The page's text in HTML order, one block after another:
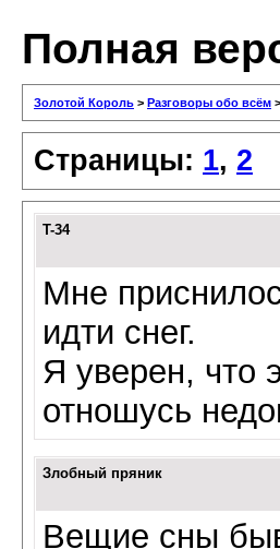
Полная
Золотой Король > Разговоры обо всём >
Страницы: 1, 2
T-34
Мне
идти снег.
Я уверен, что
отношусь
Злобный пряник
Вещие сны